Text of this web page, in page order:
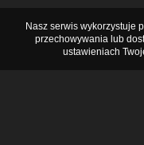
Nasz serwis wykorzystuje
przechowywania lub
ustawieniach